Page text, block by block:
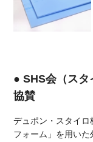
● SHS会（ス
協賛
デュポン・スタイロ
フォーム」を用い